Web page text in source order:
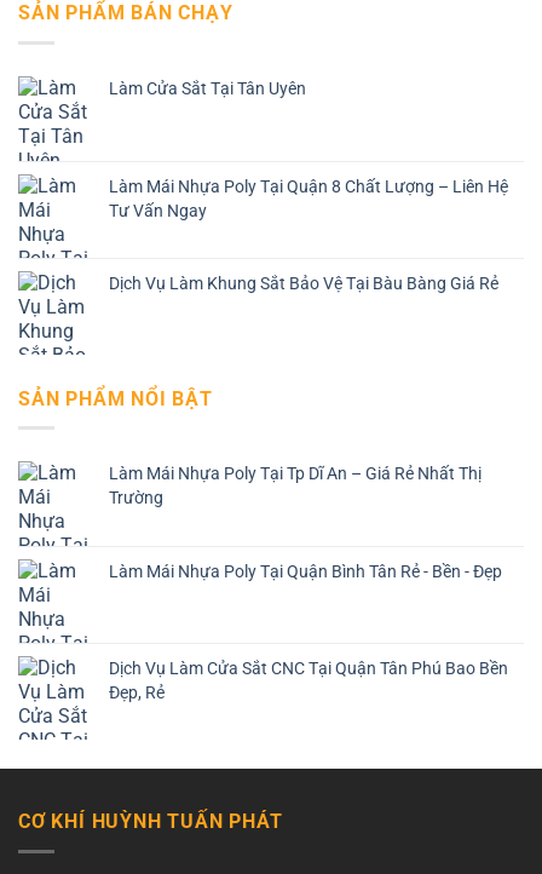
SẢN PHẨM BÁN CHẠY
Làm Cửa Sắt Tại Tân Uyên
Làm Mái Nhựa Poly Tại Quận 8 Chất Lượng – Liên Hệ
Tư Vấn Ngay
Dịch Vụ Làm Khung Sắt Bảo Vệ Tại Bàu Bàng Giá Rẻ
SẢN PHẨM NỔI BẬT
Làm Mái Nhựa Poly Tại Tp Dĩ An – Giá Rẻ Nhất Thị
Trường
Làm Mái Nhựa Poly Tại Quận Bình Tân Rẻ - Bền - Đẹp
Dịch Vụ Làm Cửa Sắt CNC Tại Quận Tân Phú Bao Bền
Đẹp, Rẻ
CƠ KHÍ HUỲNH TUẤN PHÁT